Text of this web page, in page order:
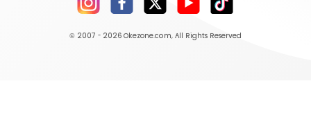
© 2007 - 2026 Okezone.com, All Rights Reserved